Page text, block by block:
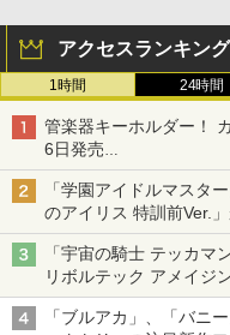
アクセスランキング
1時間 24時間
管楽器キーホルダー！
6日発売
チューバ、テナサクな
「学園アイドルマスタ
のアイリス 特訓前Ver.
「宇宙の騎士 テッカマ
リボルテック アメイジ
「ブルアカ」、「バニ